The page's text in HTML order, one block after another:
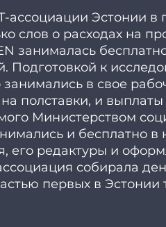
ассоциации Эстонии в
слов о расходах на
занималась
Подготовкой к
в свое
полставки, и выплаты
Министерством
и бесплатно в
его редактуры и
собирала
первых в Эстонии